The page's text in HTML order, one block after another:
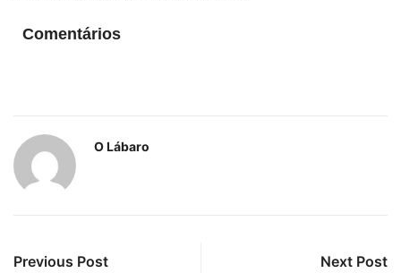
Comentários
O Lábaro
Previous Post Next Post